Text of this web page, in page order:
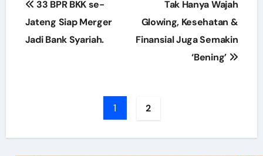
navigation
33 BPR BKK se-
Jateng Siap Merger
Jadi Bank Syariah.
Tak Hanya Wajah
Glowing, Kesehatan &
Finansial Juga Semakin
‘Bening’
1 2